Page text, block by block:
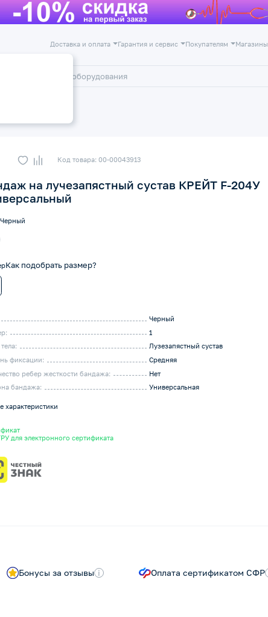
Доставка и оплата Гарантия и сервис Покупателям Магазины
Код товара: 00-00043913
на лучезапястный сустав КРЕЙТ F-204У
Черный
Как подобрать размер?
Черный
1
Лузезапястный сустав
фиксации:
Средняя
ребер жесткости бандажа:
Нет
бандажа:
Универсальная
характеристики
для электронного сертификата
Бонусы за отзывы i Оплата сертификатом СФР